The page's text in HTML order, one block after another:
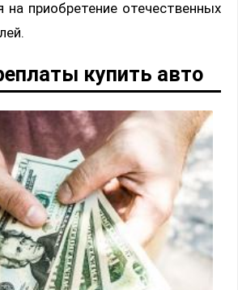
на приобретение отечественных
купить авто